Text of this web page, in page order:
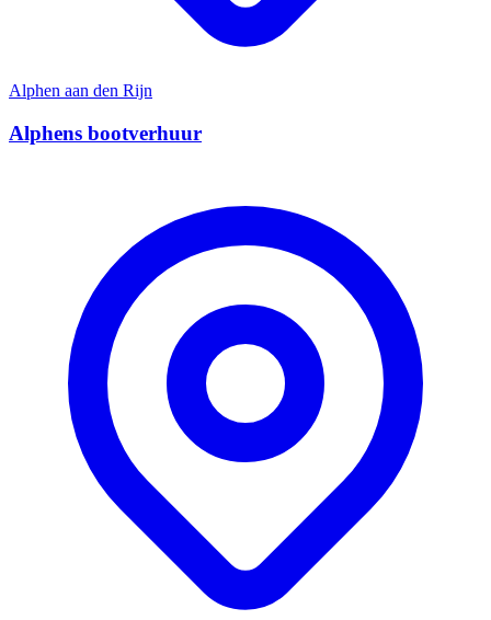
Alphen aan den Rijn
Alphens bootverhuur